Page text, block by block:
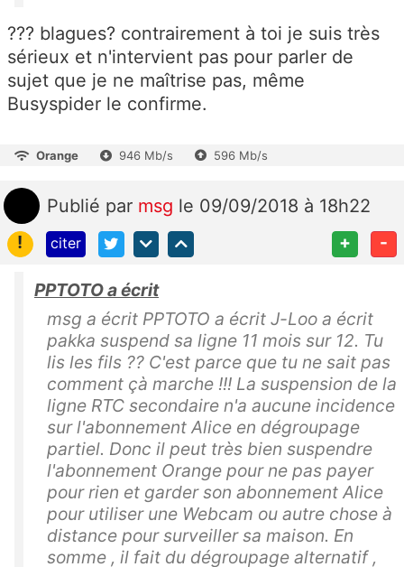
??? blagues? contrairement à toi je suis très
sérieux et n'intervient pas pour parler de
sujet que je ne maîtrise pas, même
Busyspider le confirme.
Orange 946 Mb/s 596 Mb/s
Publié par msg le 09/09/2018 à 18h22
!
citer + -
PPTOTO a écrit
msg a écrit PPTOTO a écrit J-Loo a écrit
pakka suspend sa ligne 11 mois sur 12. Tu
lis les fils ?? C'est parce que tu ne sait pas
comment çà marche !!! La suspension de la
ligne RTC secondaire n'a aucune incidence
sur l'abonnement Alice en dégroupage
partiel. Donc il peut très bien suspendre
l'abonnement Orange pour ne pas payer
pour rien et garder son abonnement Alice
pour utiliser une Webcam ou autre chose à
distance pour surveiller sa maison. En
somme , il fait du dégroupage alternatif ,